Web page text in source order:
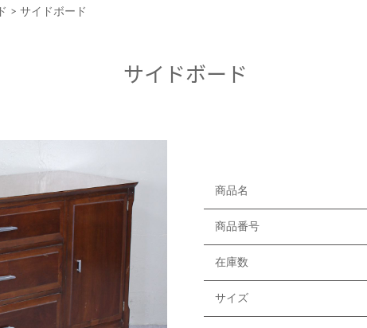
> サイドボード
サイドボード
商品名
商品番号
在庫数
サイズ